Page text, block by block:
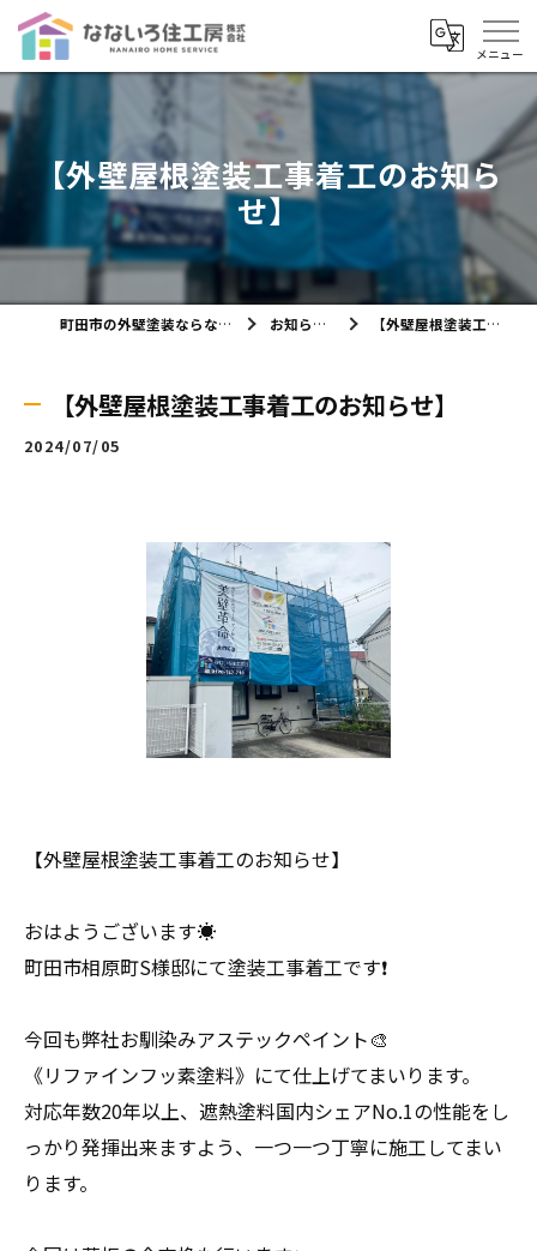
【外壁屋根塗装工事着工のお知ら
せ】
町田市の外壁塗装ならなないろ住工房株式会社 お知らせ・ブログ 【外壁屋根塗装工事着工のお知らせ】
【外壁屋根塗装工事着工のお知らせ】
2024/07/05
【外壁屋根塗装工事着工のお知らせ】
おはようございます☀️
町田市相原町S様邸にて塗装工事着工です❗️
今回も弊社お馴染みアステックペイント🎨
《リファインフッ素塗料》にて仕上げてまいります。
対応年数20年以上、遮熱塗料国内シェアNo.1の性能をし
っかり発揮出来ますよう、一つ一つ丁寧に施工してまい
ります。